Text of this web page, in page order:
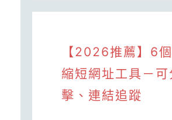
【2026推薦】6
縮短網址工具－可
擊、連結追蹤